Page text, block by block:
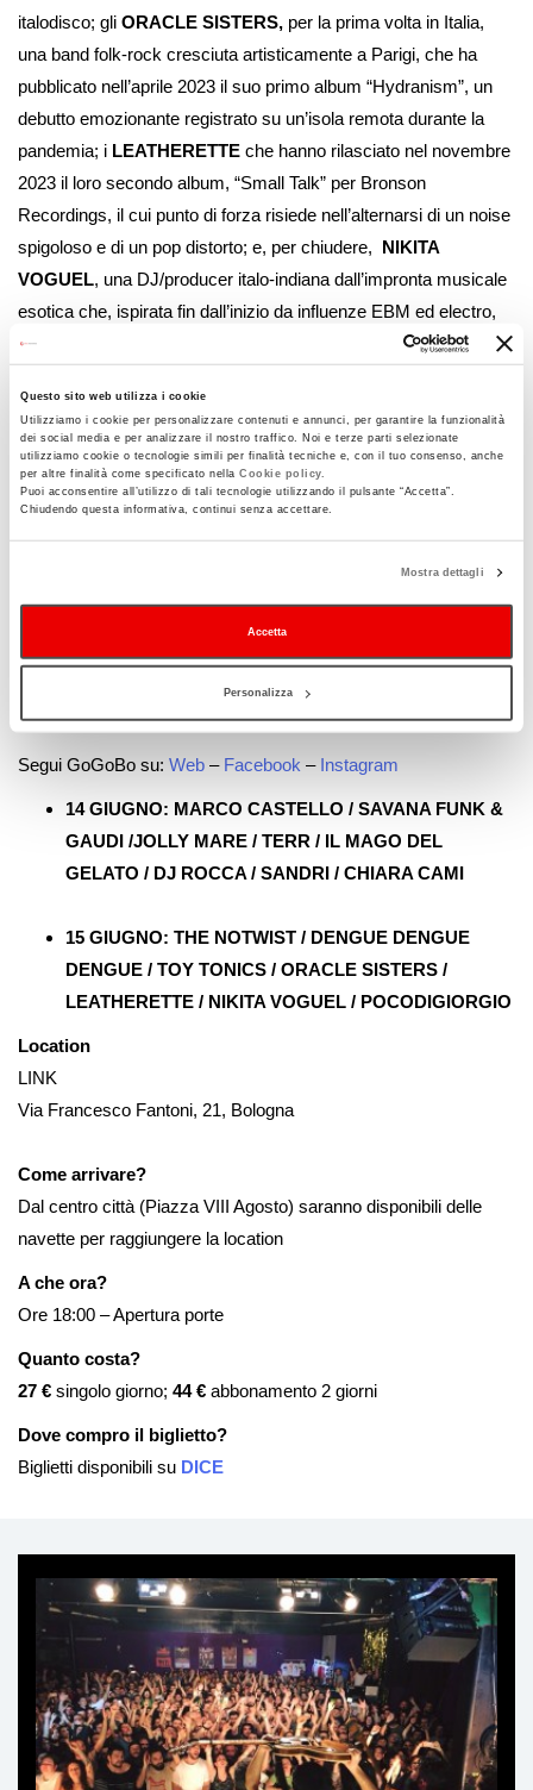
Questo sito web utilizza i cookie
Utilizziamo i cookie per personalizzare contenuti e annunci, per garantire la funzionalità
dei social media e per analizzare il nostro traffico. Noi e terze parti selezionate
utilizziamo cookie o tecnologie simili per finalità tecniche e, con il tuo consenso, anche
per altre finalità come specificato nellaCookie policy.
Puoi acconsentire all’utilizzo di tali tecnologie utilizzando il pulsante “Accetta”.
Chiudendo questa informativa, continui senza accettare.
Mostra dettagli
Accetta
Personalizza
italodisco; gli ORACLE SISTERS, per la prima volta in Italia,
una band folk-rock cresciuta artisticamente a Parigi, che ha
pubblicato nell’aprile 2023 il suo primo album “Hydranism”, un
debutto emozionante registrato su un’isola remota durante la
pandemia; i LEATHERETTE che hanno rilasciato nel novembre
2023 il loro secondo album, “Small Talk” per Bronson
Recordings, il cui punto di forza risiede nell’alternarsi di un noise
spigoloso e di un pop distorto; e, per chiudere, NIKITA
VOGUEL, una DJ/producer italo-indiana dall’impronta musicale
esotica che, ispirata fin dall’inizio da influenze EBM ed electro,
ora domina ritmi techno groovy, mescolando ad essi melodie
Fino a tarda notte, infine, il dj-set di Fabio Nirta, dj e producer di
Cosenza, che farà ballare tutte e tutti.
GOGOBOintraprende una direzione artistica dallo sguardo
territorio italiano. Come per la scorsa edizione, anche questa
volta la musica elettronica diventa centrale nello sviluppo della
line-up che presenta molti fra i nomi più interessanti del clubbing
internazionale.
Segui GoGoBo su: Web – Facebook – Instagram
14 GIUGNO: MARCO CASTELLO / SAVANA FUNK &
GAUDI /JOLLY MARE / TERR / IL MAGO DEL
GELATO / DJ ROCCA / SANDRI / CHIARA CAMI
15 GIUGNO: THE NOTWIST / DENGUE DENGUE
DENGUE / TOY TONICS / ORACLE SISTERS /
LEATHERETTE / NIKITA VOGUEL / POCODIGIORGIO
Location
LINK
Via Francesco Fantoni, 21, Bologna
Come arrivare?
Dal centro città (Piazza VIII Agosto) saranno disponibili delle
navette per raggiungere la location
A che ora?
Ore 18:00 – Apertura porte
Quanto costa?
27 € singolo giorno; 44 € abbonamento 2 giorni
Dove compro il biglietto?
Biglietti disponibili su DICE
Ti
può
interessare